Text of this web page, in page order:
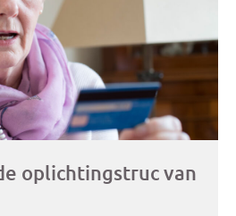
oplichtingstruc van